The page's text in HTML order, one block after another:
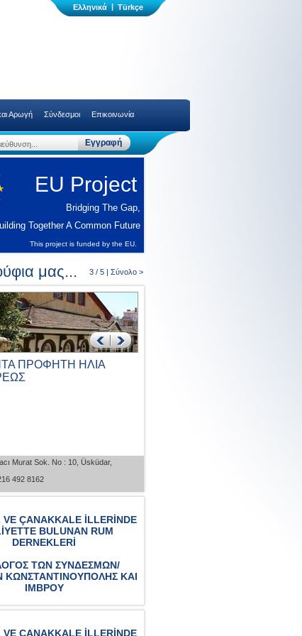
|
Αρωγή Σύνδεσμοι Επικοινωνία
EU Project
Bridging The Gap,
Together A Common Future
This project is funded by the EU.
μας... 3 / 5 | Σύνολο >
ΠΡΟΦΗΤΗ ΗΛΙΑ
Murat Sok. No : 10, Üsküdar,
492 8162
VE ÇANAKKALE İLLERİNDE
BULUNAN RUM
DERNEKLERİ
ΤΩΝ ΣΥΝΔΕΣΜΩΝ/
ΚΩΝΣΤΑΝΤΙΝΟΥΠΟΛΗΣ ΚΑΙ
ΙΜΒΡΟΥ
VE ÇANAKKALE İLLERİNDE